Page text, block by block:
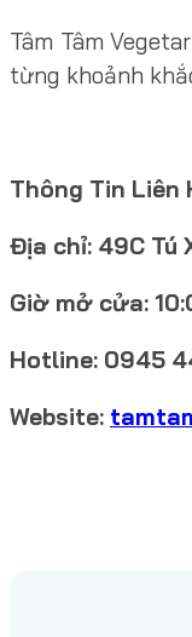
Tâm Tâm
từng khoảnh
Thông Tin Liên
Địa chỉ: 49C Tú
Giờ mở cửa:
Hotline: 0945
Website: